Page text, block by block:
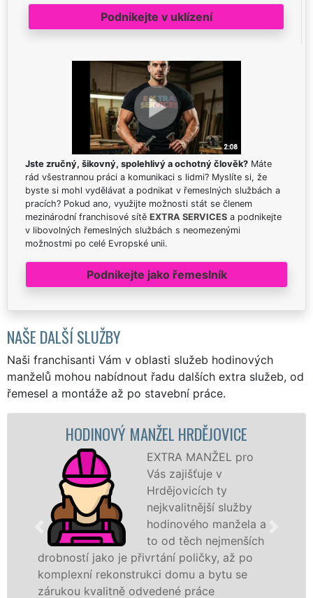
Podnikejte v uklízení
Jste zručný, šikovný, spolehlivý a ochotný člověk? Máte
rád všestrannou práci a komunikaci s lidmi? Myslíte si, že
byste si mohl vydělávat a podnikat v řemeslných službách a
pracích? Pokud ano, využijte možnosti stát se členem
mezinárodní franchisové sítě EXTRA SERVICES a podnikejte
v libovolných řemeslných službách s neomezenými
možnostmi po celé Evropské unii.
Podnikejte jako řemeslník
NAŠE DALŠÍ SLUŽBY
Naši franchisanti Vám v oblasti služeb hodinových
manželů mohou nabídnout řadu dalších extra služeb, od
řemesel a montáže až po stavební práce.
HODINOVÝ MANŽEL HRDĚJOVICE
EXTRA MANŽEL pro
Vás zajišťuje v
Hrdějovicích ty
nejkvalitnější služby
hodinového manžela a
to od těch nejmenších
drobností jako je přivrtání poličky, až po
komplexní rekonstrukci domu a bytu se
zárukou kvalitně odvedené práce